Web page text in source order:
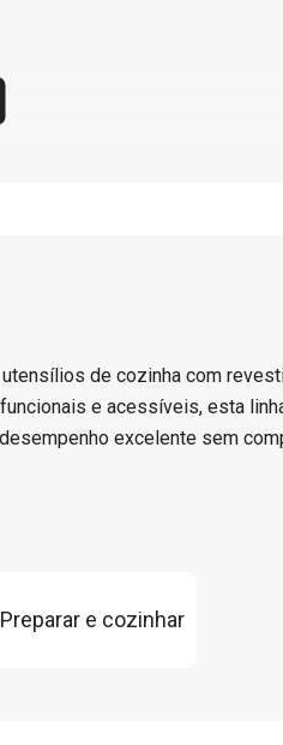
de cozinha com
e acessíveis, esta
excelente sem
Preparar e cozinhar